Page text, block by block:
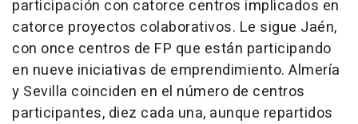
participación con catorce centros implicados en
catorce proyectos colaborativos. Le sigue Jaén,
con once centros de FP que están participando
en nueve iniciativas de emprendimiento. Almería
y Sevilla coinciden en el número de centros
participantes, diez cada una, aunque repartidos